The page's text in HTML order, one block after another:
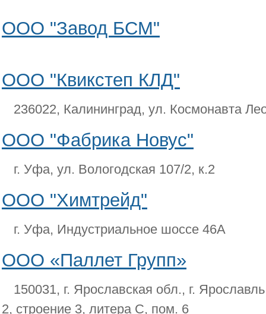
ООО "Завод БСМ"
ООО "Квикстеп КЛД"
236022, Калининград, ул. Космонавта
ООО "Фабрика Новус"
г. Уфа, ул. Вологодская 107/2, к.2
ООО "Химтрейд"
г. Уфа, Индустриальное шоссе 46А
ООО «Паллет Групп»
150031, г. Ярославская обл., г.
2, строение 3, литера С, пом. 6